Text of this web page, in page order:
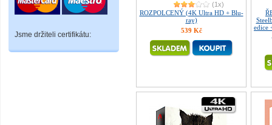
Jsme držiteli certifikátu:
(1x)
ROZPOLCENÝ (4K Ultra HD + Blu-
ray)
539 Kč
edice